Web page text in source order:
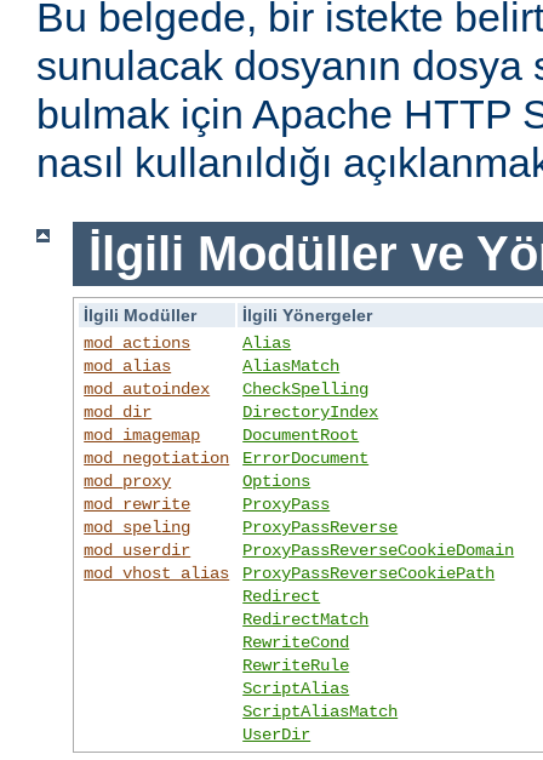
Bu belgede, bir istekte
sunulacak dosyanın
bulmak için Apache HTTP
nasıl kullanıldığı
İlgili Modüller ve
İlgili Modüller
İlgili Yönergeler
mod_actions
mod_alias
mod_autoindex
mod_dir
mod_imagemap
mod_negotiation
mod_proxy
mod_rewrite
mod_speling
mod_userdir
mod_vhost_alias
Alias
AliasMatch
CheckSpelling
DirectoryIndex
DocumentRoot
ErrorDocument
Options
ProxyPass
ProxyPassReverse
ProxyPassReverseCookieDomain
ProxyPassReverseCookiePath
Redirect
RedirectMatch
RewriteCond
RewriteRule
ScriptAlias
ScriptAliasMatch
UserDir